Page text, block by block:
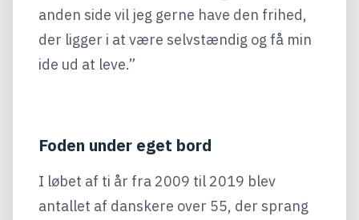
anden side vil jeg gerne have den frihed,
der ligger i at være selvstændig og få min
ide ud at leve.”
Foden under eget bord
I løbet af ti år fra 2009 til 2019 blev
antallet af danskere over 55, der sprang